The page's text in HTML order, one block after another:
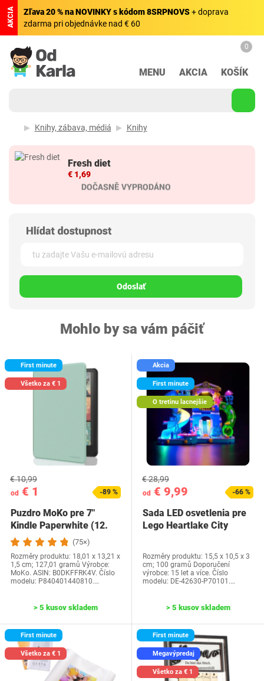
AKCIA Zľava 20 % na NOVINKY s kódom 8SRPNOVS+ doprava
zdarma pri objednávke nad € 60
MENU AKCIA
0
KOŠÍK
Knihy, zábava, médiá Knihy
Fresh diet
€ 1,69
Odoslať
Mohlo by sa vám páčiť
First minute
Všetko za € 1
od € 1
€ 10,99
-89 %
Puzdro MoKo pre 7"
Kindle Paperwhite (12.
generácia-2024) a…
(75×)
Rozměry produktu: 18,01 x 13,21 x
1,5 cm; 127,01 gramů Výrobce:
MoKo. ASIN: B0DKFFRK4V. Číslo
modelu: P840401440810.…
> 5 kusov skladem
Akcia
First minute
O tretinu lacnejšie
od € 9,99
€ 28,99
-66 %
Sada LED osvetlenia pre
Lego Heartlake City
Rozměry produktu: 15,5 x 10,5 x 3
cm; 100 gramů Doporučení
výrobce: 15 let a více. Číslo
modelu: DE-42630-P70101.…
> 5 kusov skladem
First minute
Všetko za € 1
First minute
Megavýpredaj
Všetko za € 1